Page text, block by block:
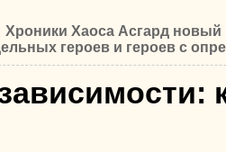
Хроники Хаоса Асгард
героев и героев с